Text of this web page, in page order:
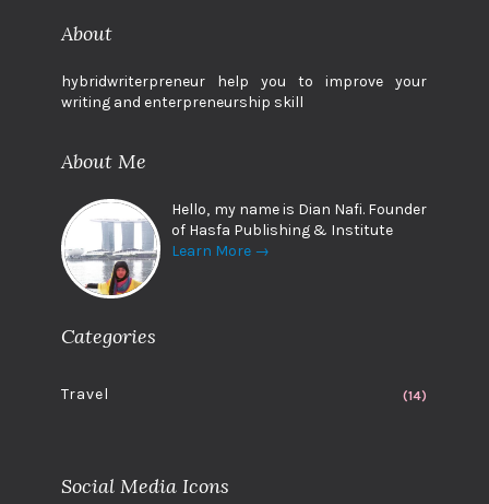
About
hybridwriterpreneur help you to improve your
writing and enterpreneurship skill
About Me
Hello, my name is Dian Nafi. Founder
of Hasfa Publishing & Institute
Learn More →
Categories
Travel (14)
Social Media Icons